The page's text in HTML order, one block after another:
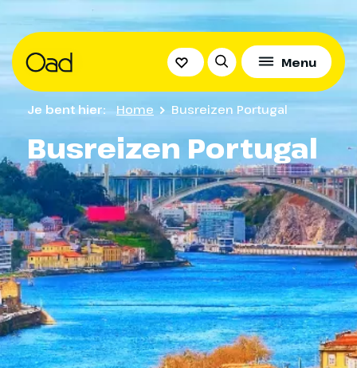
Menu
Busreizen Portugal
Je bent hier: Home Busreizen Portugal